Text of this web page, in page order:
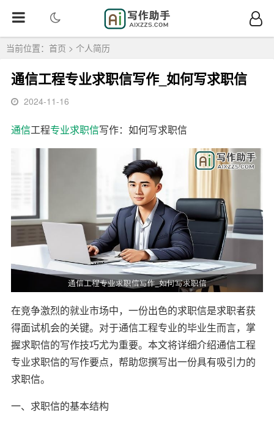
当前位置： 首页 > 个人简历
通信工程专业求职信写作_如何写求职信
2024-11-16
通信工程专业求职信写作：如何写求职信
在竞争激烈的就业市场中，一份出色的求职信是求职者获
得面试机会的关键。对于通信工程专业的毕业生而言，掌
握求职信的写作技巧尤为重要。本文将详细介绍通信工程
专业求职信的写作要点，帮助您撰写出一份具有吸引力的
求职信。
一、求职信的基本结构